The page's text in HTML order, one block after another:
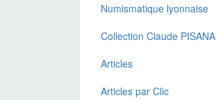
Numismatique lyonnaise
Collection Claude PISANA
Articles
Articles par Clic